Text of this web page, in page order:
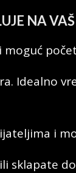
NA
moguć
Idealno
i
sklapate